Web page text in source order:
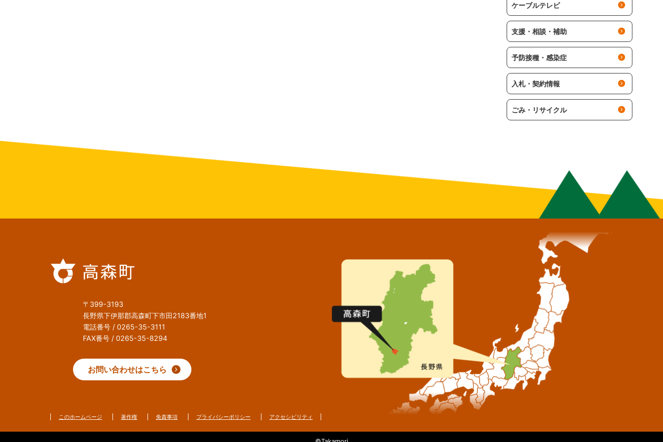
ケーブルテレビ
支援・相談・補助
予防接種・感染症
入札・契約情報
ごみ・リサイクル
〒399-3193
長野県下伊那郡高森町下市田2183番地1
電話番号 / 0265-35-3111
FAX番号 / 0265-35-8294
お問い合わせはこちら
このホームページ 著作権 免責事項 プライバシーポリシー アクセシビリティ